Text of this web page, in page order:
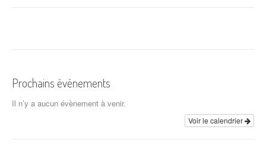
g
aProchains événements
Il n’y a aucun évènement à venir.
Voir le calendrier